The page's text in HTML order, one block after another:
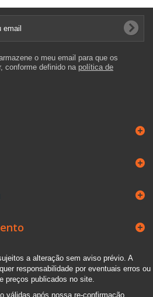
o meu email para que os
conforme definido na política de
a alteração sem aviso prévio. A
responsabilidade por eventuais erros ou
preços publicados no site.
válidas após nossa re-confirmação.